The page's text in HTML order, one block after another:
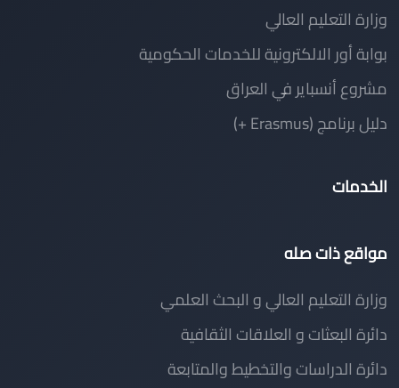
وزارة التعليم العالي
بوابة أور الالكترونية للخدمات الحكومية
مشروع أنسباير في العراق
دليل برنامج (Erasmus +)
الخدمات
مواقع ذات صله
وزارة التعليم العالي و البحث العلمي
دائرة البعثات و العلاقات الثقافية
دائرة الدراسات والتخطيط والمتابعة